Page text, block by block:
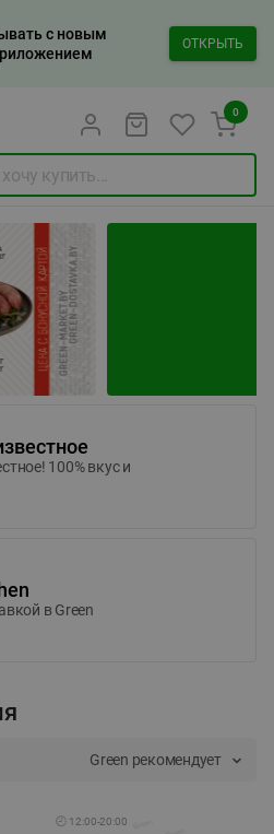
с новым
ОТКРЫТЬ
0
100% вкус и
в Green
Green рекомендует
🕘 12:00-20:00